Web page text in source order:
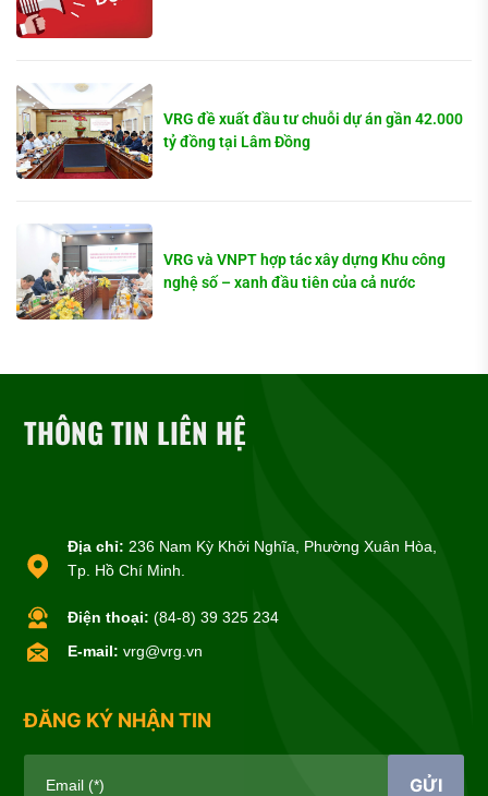
VRG đề xuất đầu tư chuỗi dự án gần 42.000
tỷ đồng tại Lâm Đồng
VRG và VNPT hợp tác xây dựng Khu công
nghệ số – xanh đầu tiên của cả nước
THÔNG TIN LIÊN HỆ
Địa chỉ: 236 Nam Kỳ Khởi Nghĩa, Phường Xuân Hòa,
Tp. Hồ Chí Minh.
Điện thoại: (84-8) 39 325 234
E-mail: vrg@vrg.vn
ĐĂNG KÝ NHẬN TIN
Email (*) GỬI